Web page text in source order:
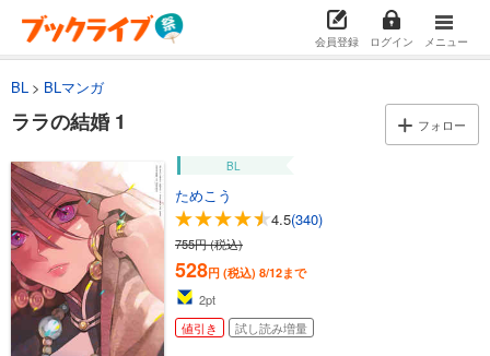
会員登録 ログイン メニュー
BL BLマンガ
ララの結婚 1 フォロー
BL
ためこう
4.5(340)
755円 (税込)
528円 (税込) 8/12まで
2pt
値引き
試し読み増量